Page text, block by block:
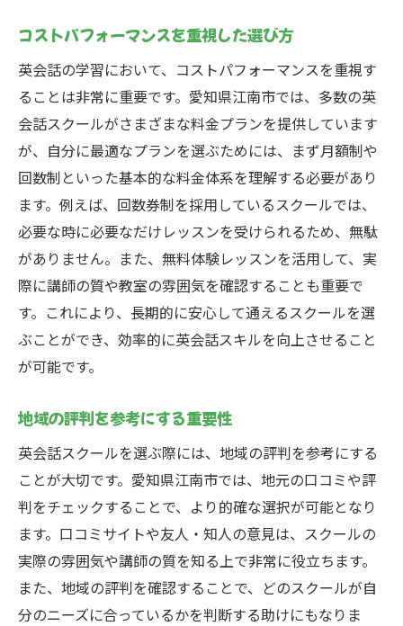
コストパフォーマンスを重視した選び方
英会話の学習において、コストパフォーマンスを重視す
ることは非常に重要です。愛知県江南市では、多数の英
会話スクールがさまざまな料金プランを提供しています
が、自分に最適なプランを選ぶためには、まず月額制や
回数制といった基本的な料金体系を理解する必要があり
ます。例えば、回数券制を採用しているスクールでは、
必要な時に必要なだけレッスンを受けられるため、無駄
がありません。また、無料体験レッスンを活用して、実
際に講師の質や教室の雰囲気を確認することも重要で
す。これにより、長期的に安心して通えるスクールを選
ぶことができ、効率的に英会話スキルを向上させること
が可能です。
地域の評判を参考にする重要性
英会話スクールを選ぶ際には、地域の評判を参考にする
ことが大切です。愛知県江南市では、地元の口コミや評
判をチェックすることで、より的確な選択が可能となり
ます。口コミサイトや友人・知人の意見は、スクールの
実際の雰囲気や講師の質を知る上で非常に役立ちます。
また、地域の評判を確認することで、どのスクールが自
分のニーズに合っているかを判断する助けにもなりま